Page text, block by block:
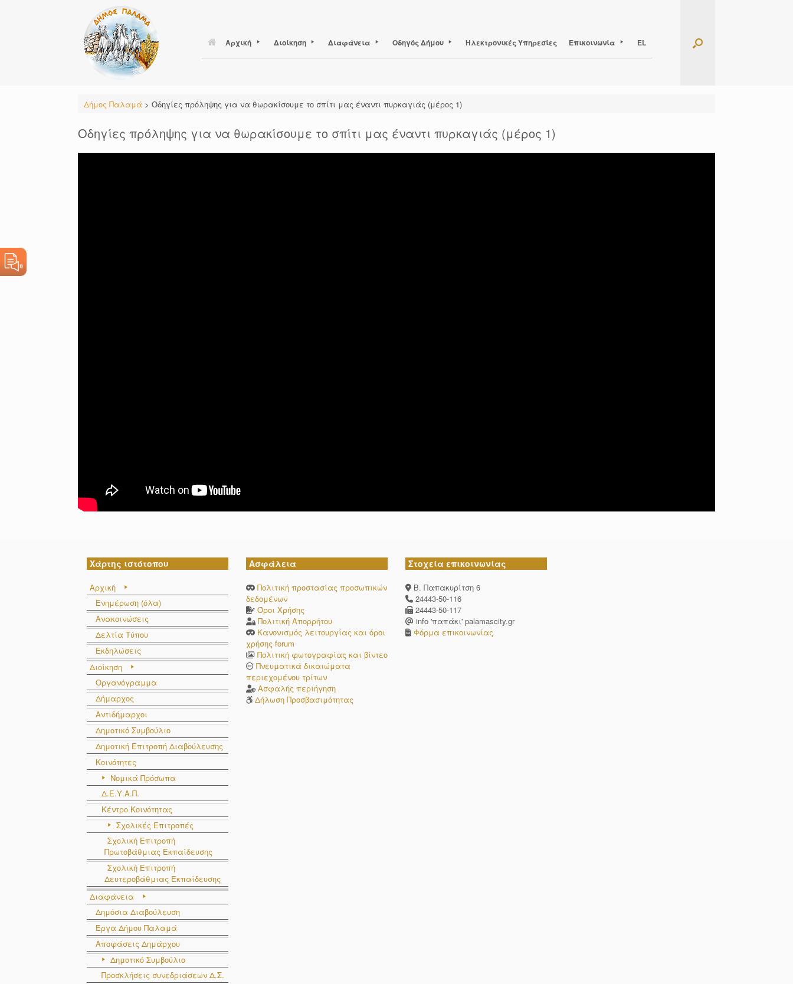
Αρχική Διοίκηση Διαφάνεια Οδηγός Δήμου Ηλεκτρονικές Υπηρεσίες Επικοινωνία EL
Δήμος Παλαμά > Οδηγίες πρόληψης για να θωρακίσουμε το σπίτι μας έναντι πυρκαγιάς (μέρος 1)
Οδηγίες πρόληψης για να θωρακίσουμε το σπίτι μας έναντι πυρκαγιάς (μέρος 1)
Χάρτης ιστότοπου
Αρχική
Ενημέρωση (όλα)
Ανακοινώσεις
Δελτία Τύπου
Εκδηλώσεις
Διοίκηση
Οργανόγραμμα
Δήμαρχος
Αντιδήμαρχοι
Δημοτικό Συμβούλιο
Δημοτική Επιτροπή Διαβούλευσης
Κοινότητες
Νομικά Πρόσωπα
Δ.Ε.Υ.Α.Π.
Κέντρο Κοινότητας
Σχολικές Επιτροπές
Σχολική Επιτροπή
Πρωτοβάθμιας Εκπαίδευσης
Σχολική Επιτροπή
Δευτεροβάθμιας Εκπαίδευσης
Διαφάνεια
Δημόσια Διαβούλευση
Έργα Δήμου Παλαμά
Αποφάσεις Δημάρχου
Δημοτικό Συμβούλιο
Προσκλήσεις συνεδριάσεων Δ.Σ.
Ασφάλεια
Πολιτική προστασίας προσωπικών
δεδομένων
Όροι Χρήσης
Πολιτική Απορρήτου
Κανονισμός λειτουργίας και όροι
χρήσης forum
Πολιτική φωτογραφίας και βίντεο
Πνευματικά δικαιώματα
περιεχομένου τρίτων
Ασφαλής περιήγηση
Δήλωση Προσβασιμότητας
Στοχεία επικοινωνίας
Β. Παπακυρίτση 6
24443-50-116
24443-50-117
info 'παπάκι' palamascity.gr
Φόρμα επικοινωνίας